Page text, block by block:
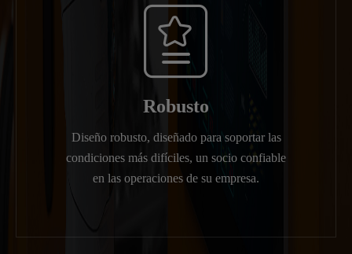

Robusto
Diseño robusto, diseñado para soportar las
condiciones más difíciles, un socio confiable
en las operaciones de su empresa.